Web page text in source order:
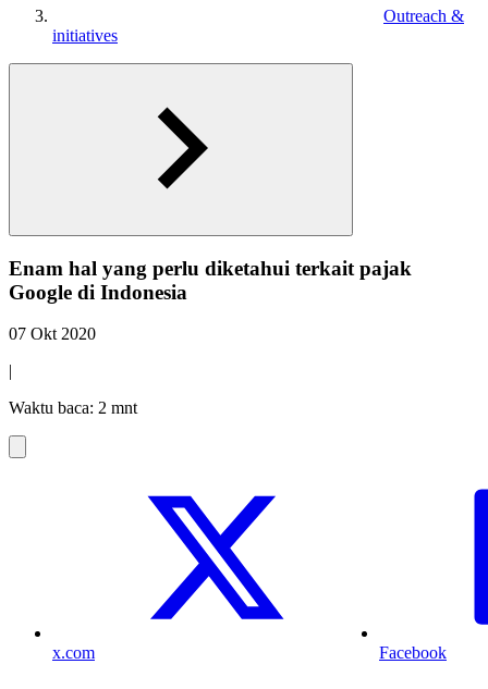
Outreach &
initiatives
Enam hal yang perlu diketahui terkait pajak
Google di Indonesia
07 Okt 2020
|
Waktu baca: 2 mnt
x.com Facebook